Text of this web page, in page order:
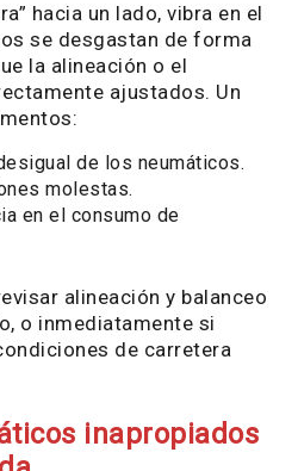
hacia un lado, vibra en el
se desgastan de forma
la alineación o el
ajustados. Un
de los neumáticos.
molestas.
en el consumo de
alineación y balanceo
o inmediatamente si
de carretera
inapropiados